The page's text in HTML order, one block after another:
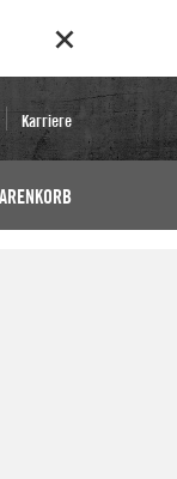
Karriere